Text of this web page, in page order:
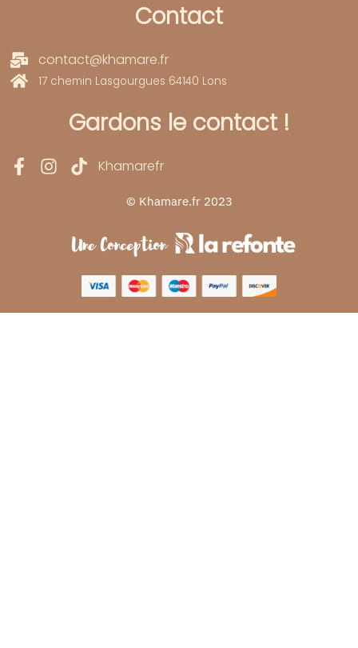
Contact
contact@khamare.fr
17 chemin Lasgourgues 64140 Lons
Gardons le contact !
Khamarefr
© Khamare.fr 2023